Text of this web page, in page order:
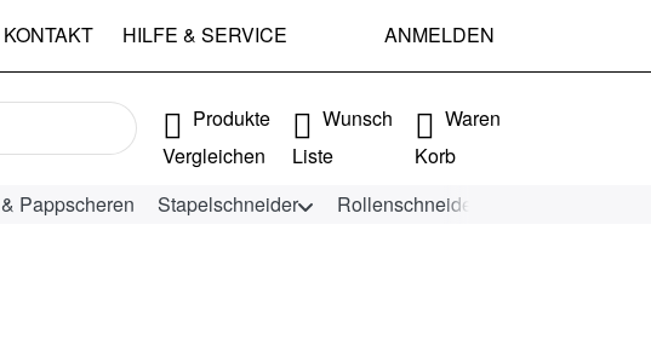
KONTAKT HILFE & SERVICE ANMELDEN
erste Ergebnisse. Drücken Sie die Eingabetaste, um alle
Produkte
Vergleichen
Wunsch
Liste
Waren
Korb
Pappscheren Stapelschneider Rollenschneider